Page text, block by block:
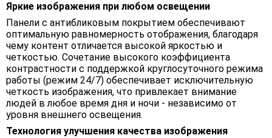
Яркие изображения при любом освещении
Панели с антибликовым покрытием обеспечивают
оптимальную равномерность отображения, благодаря
чему контент отличается высокой яркостью и
четкостью. Сочетание высокого коэффициента
контрастности с поддержкой круглосуточного режима
работы (режим 24/7) обеспечивает исключительную
четкость изображения, что привлекает внимание
людей в любое время дня и ночи - независимо от
уровня внешнего освещения.
Технология улучшения качества изображения